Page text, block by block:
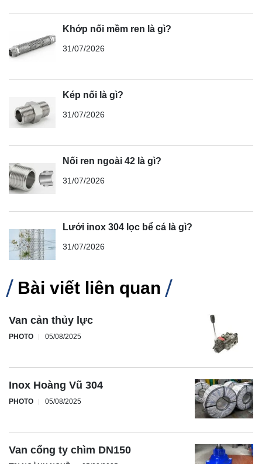
Khớp nối mềm ren là gì?
31/07/2026
Kép nối là gì?
31/07/2026
Nối ren ngoài 42 là gì?
31/07/2026
Lưới inox 304 lọc bể cá là gì?
31/07/2026
Bài viết liên quan
Van cản thủy lực
PHOTO 05/08/2025
Inox Hoàng Vũ 304
PHOTO 05/08/2025
Van cổng ty chìm DN150